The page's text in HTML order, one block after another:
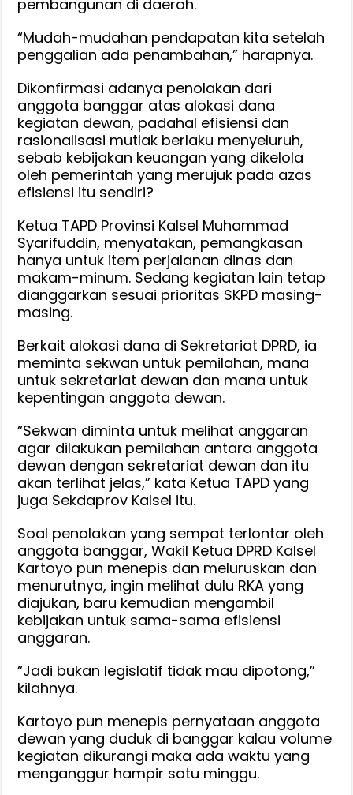
pembangunan di daerah.
“Mudah-mudahan pendapatan kita setelah
penggalian ada penambahan,” harapnya.
Dikonfirmasi adanya penolakan dari
anggota banggar atas alokasi dana
kegiatan dewan, padahal efisiensi dan
rasionalisasi mutlak berlaku menyeluruh,
sebab kebijakan keuangan yang dikelola
oleh pemerintah yang merujuk pada azas
efisiensi itu sendiri?
Ketua TAPD Provinsi Kalsel Muhammad
Syarifuddin, menyatakan, pemangkasan
hanya untuk item perjalanan dinas dan
makam-minum. Sedang kegiatan lain tetap
dianggarkan sesuai prioritas SKPD masing-
masing.
Berkait alokasi dana di Sekretariat DPRD, ia
meminta sekwan untuk pemilahan, mana
untuk sekretariat dewan dan mana untuk
kepentingan anggota dewan.
“Sekwan diminta untuk melihat anggaran
agar dilakukan pemilahan antara anggota
dewan dengan sekretariat dewan dan itu
akan terlihat jelas,” kata Ketua TAPD yang
juga Sekdaprov Kalsel itu.
Soal penolakan yang sempat terlontar oleh
anggota banggar, Wakil Ketua DPRD Kalsel
Kartoyo pun menepis dan meluruskan dan
menurutnya, ingin melihat dulu RKA yang
diajukan, baru kemudian mengambil
kebijakan untuk sama-sama efisiensi
anggaran.
“Jadi bukan legislatif tidak mau dipotong,”
kilahnya.
Kartoyo pun menepis pernyataan anggota
dewan yang duduk di banggar kalau volume
kegiatan dikurangi maka ada waktu yang
menganggur hampir satu minggu.